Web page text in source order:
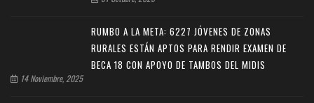
RUMBO A LA META: 6227 JÓVENES DE ZONAS
RURALES ESTÁN APTOS PARA RENDIR EXAMEN DE
BECA 18 CON APOYO DE TAMBOS DEL MIDIS
14 Noviembre, 2025